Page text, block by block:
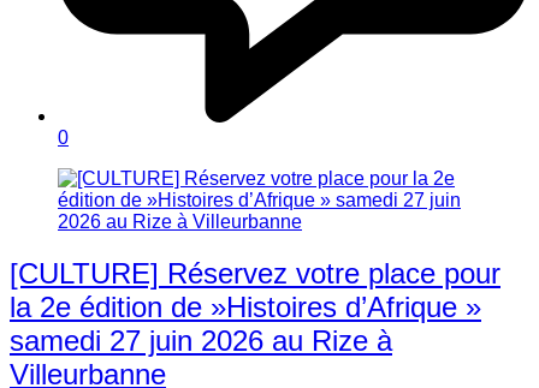
0
[CULTURE] Réservez votre place pour
la 2e édition de »Histoires d’Afrique »
samedi 27 juin 2026 au Rize à
Villeurbanne